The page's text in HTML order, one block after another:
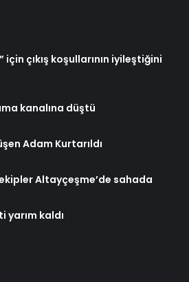
çıkış koşullarının iyileştiğini
kanalına düştü
Adam Kurtarıldı
Altayçeşme’de sahada
yarım kaldı